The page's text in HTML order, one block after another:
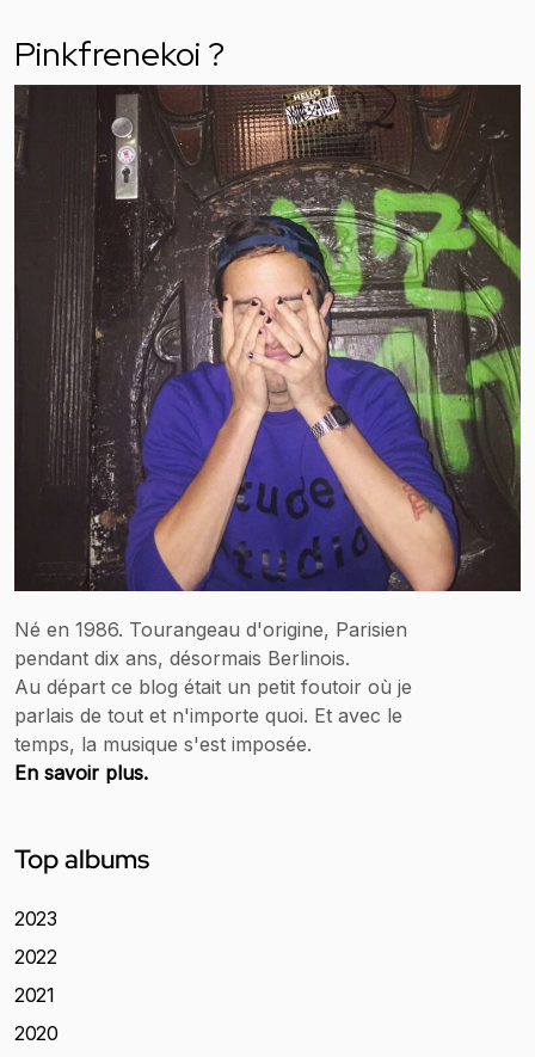
Pinkfrenekoi ?
Né en 1986. Tourangeau d'origine, Parisien
pendant dix ans, désormais Berlinois.
Au départ ce blog était un petit foutoir où je
parlais de tout et n'importe quoi. Et avec le
temps, la musique s'est imposée.
En savoir plus.
Top albums
2023
2022
2021
2020